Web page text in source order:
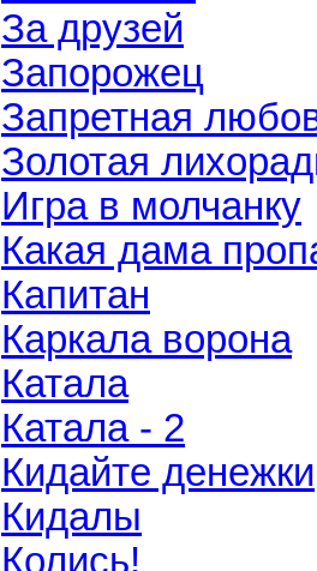
За друзей
Запорожец
Запретная
Золотая
Игра в молчанку
Какая дама
Капитан
Каркала ворона
Катала
Катала - 2
Кидайте денежки
Кидалы
Колись!